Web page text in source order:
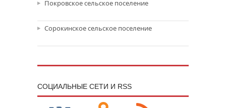
Покровское сельское поселение
Сорокинское сельское поселение
CОЦИАЛЬНЫЕ СЕТИ И RSS